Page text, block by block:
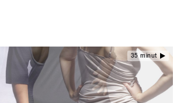
35 minut